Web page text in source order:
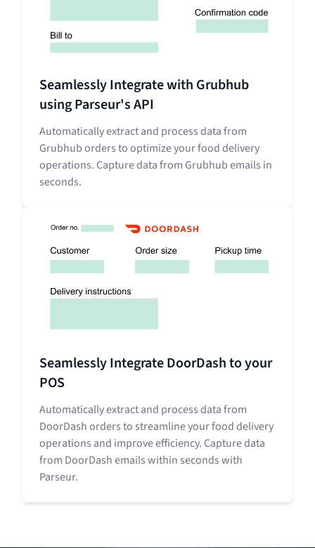
Seamlessly Integrate with Grubhub
using Parseur's API
Automatically extract and process data from
Grubhub orders to optimize your food delivery
operations. Capture data from Grubhub emails in
seconds.
Seamlessly Integrate DoorDash to your
POS
Automatically extract and process data from
DoorDash orders to streamline your food delivery
operations and improve efficiency. Capture data
from DoorDash emails within seconds with
Parseur.